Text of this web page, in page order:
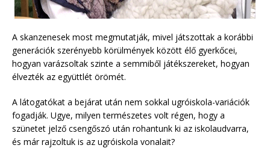
A skanzenesek most megmutatják, mivel játszottak a korábbi
generációk szerényebb körülmények között élő gyerkőcei,
hogyan varázsoltak szinte a semmiből játékszereket, hogyan
élvezték az együttlét örömét.
A látogatókat a bejárat után nem sokkal ugróiskola-variációk
fogadják. Ugye, milyen természetes volt régen, hogy a
szünetet jelző csengőszó után rohantunk ki az iskolaudvarra,
és már rajzoltuk is az ugróiskola vonalait?